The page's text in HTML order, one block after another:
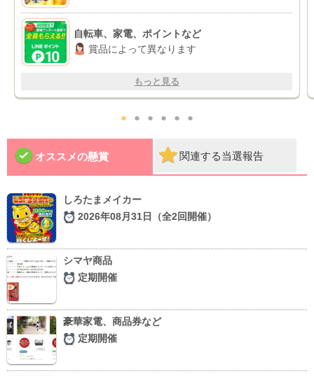
自転車、家電、ポイントなど
賞品によって異なります
もっと見る
● ● ● ● ● ●
オススメの懸賞 関連する当選報告
しろたまメイカー
2026年08月31日（全2回開催）
シマヤ商品
定期開催
豪華家電、商品券など
定期開催